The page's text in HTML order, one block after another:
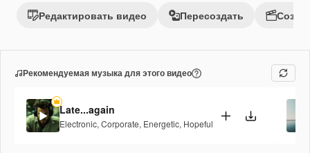
Редактировать видео Пересоздать
Рекомендуемая музыка для этого видео
Late...again
Electronic, Corporate, Energetic, Hopeful